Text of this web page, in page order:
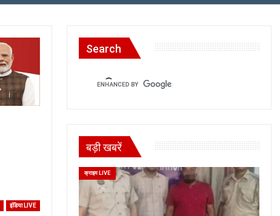
इंडिया LIVE
Search
बड़ी खबरें
क्राइम LIVE